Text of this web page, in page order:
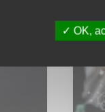
OK,